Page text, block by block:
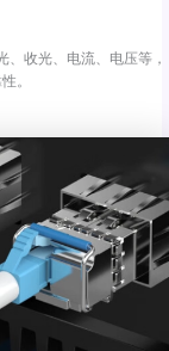
收光、电流、电压等，
。